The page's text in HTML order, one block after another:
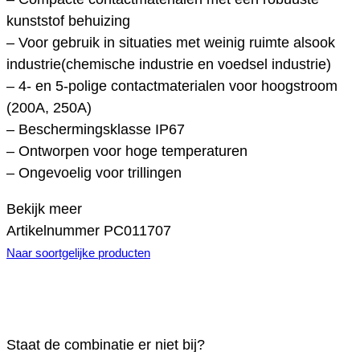
kunststof behuizing
– Voor gebruik in situaties met weinig ruimte alsook
industrie(chemische industrie en voedsel industrie)
– 4- en 5-polige contactmaterialen voor hoogstroom
(200A, 250A)
– Beschermingsklasse IP67
– Ontworpen voor hoge temperaturen
– Ongevoelig voor trillingen
Bekijk meer
Artikelnummer PC011707
Naar soortgelijke producten
Staat de combinatie er niet bij?